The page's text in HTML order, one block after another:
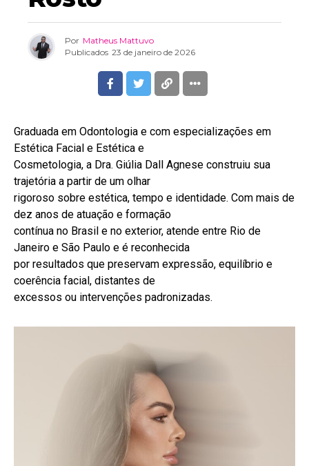
Por Matheus Mattuvo
Publicados 23 de janeiro de 2026
Graduada em Odontologia e com especializações em
Estética Facial e Estética e
Cosmetologia, a Dra. Giúlia Dall Agnese construiu sua
trajetória a partir de um olhar
rigoroso sobre estética, tempo e identidade. Com mais de
dez anos de atuação e formação
contínua no Brasil e no exterior, atende entre Rio de
Janeiro e São Paulo e é reconhecida
por resultados que preservam expressão, equilíbrio e
coerência facial, distantes de
excessos ou intervenções padronizadas.